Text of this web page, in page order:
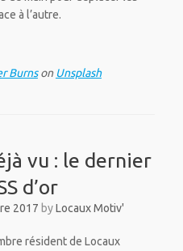
à l’autre.
Burnson Unsplash
vu : le dernier
d’or
2017 byLocaux Motiv'
résident de Locaux